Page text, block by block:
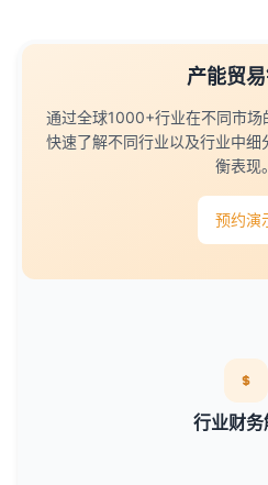
产能贸
通过全球1000+行业在不同市场
快速了解不同行业以及行业中
衡表现。
预约演
行业财务